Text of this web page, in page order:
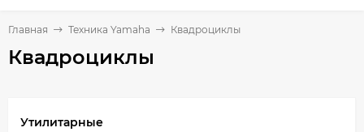
Главная Техника Yamaha Квадроциклы
Квадроциклы
Утилитарные